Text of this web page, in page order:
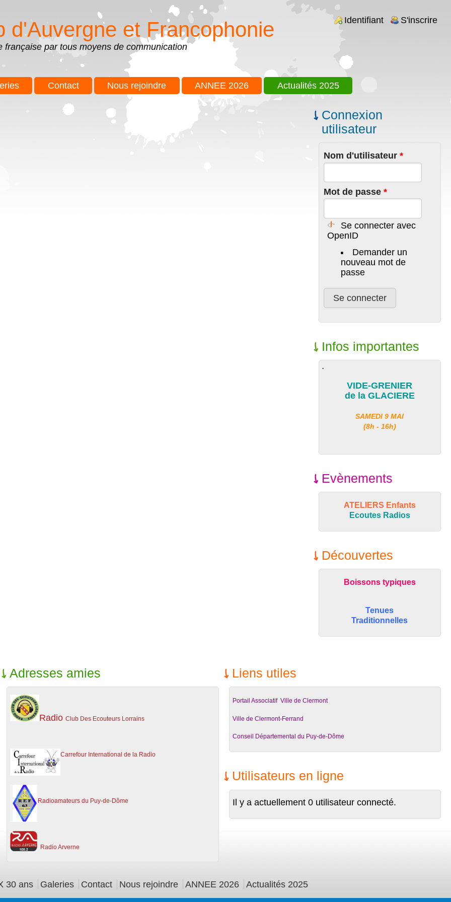
Login links
Identifiant S'inscrire
d'Auvergne et Francophonie
par tous moyens de communication
Contact Nous rejoindre ANNEE 2026 Actualités 2025
Connexion
utilisateur
Nom d'utilisateur*
Mot de passe*
Se connecter avec
OpenID
Demander un
nouveau mot de
passe
Infos importantes
.
VIDE-GRENIER
de la GLACIERE
SAMEDI 9 MAI
(8h - 16h)
Evènements
ATELIERS Enfants
Ecoutes Radios
Découvertes
Boissons typiques
Tenues
Traditionnelles
Adresses amies
RadioClub Des Ecouteurs Lorrains
Carrefour International de la Radio
Radioamateurs du Puy-de-Dôme
Radio Arverne
Liens utiles
Portail Associatif Ville de Clermont
Ville de Clermont-Ferrand
Conseil Départemental du Puy-de-Dôme
Utilisateurs en ligne
Il y a actuellement 0 utilisateur connecté.
30 ans Galeries Contact Nous rejoindre ANNEE 2026 Actualités 2025